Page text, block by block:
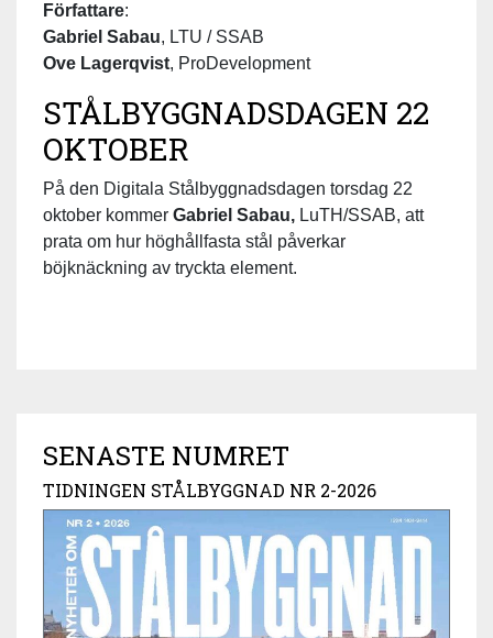
Författare:
Gabriel Sabau, LTU / SSAB
Ove Lagerqvist, ProDevelopment
STÅLBYGGNADSDAGEN 22
OKTOBER
På den Digitala Stålbyggnadsdagen torsdag 22
oktober kommer Gabriel Sabau, LuTH/SSAB, att
prata om hur höghållfasta stål påverkar
böjknäckning av tryckta element.
SENASTE NUMRET
TIDNINGEN STÅLBYGGNAD NR 2-2026